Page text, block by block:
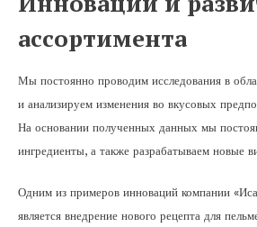
ассортимента
Мы постоянно проводим исследования в
и анализируем изменения во вкусовых
На основании полученных данных мы
ингредиенты, а также разрабатываем новые
Одним из примеров инноваций компании
является внедрение нового рецепта для